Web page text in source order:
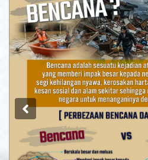
Previous